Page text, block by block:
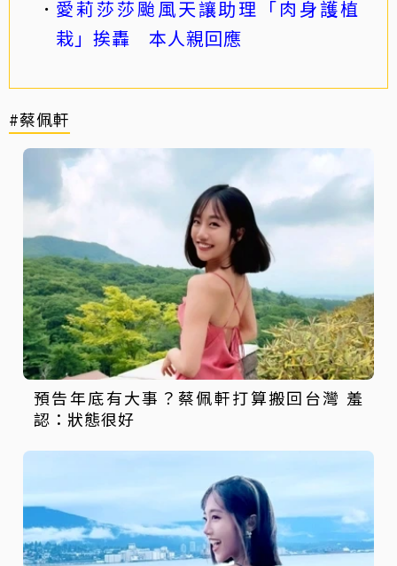
愛莉莎莎颱風天讓助理「肉身護植
栽」挨轟 本人親回應
#蔡佩軒
預告年底有大事？蔡佩軒打算搬回台灣 羞
認：狀態很好